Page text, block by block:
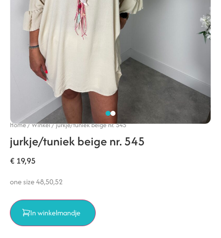
Home/Winkel/jurkje/tuniek beige nr. 545
jurkje/tuniek beige nr. 545
€ 19,95
one size 48,50,52
In winkelmandje